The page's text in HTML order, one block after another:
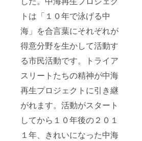
トは「１０年で泳げる中
海」を合言葉にそれぞれが
得意分野を生かして活動す
る市民活動です。トライア
スリートたちの精神が中海
再生プロジェクトに引き継
がれます。活動がスタート
してから１０年後の２０１
１年、きれいになった中海